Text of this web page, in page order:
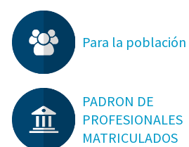
Para la población
PADRON DE
PROFESIONALES
MATRICULADOS